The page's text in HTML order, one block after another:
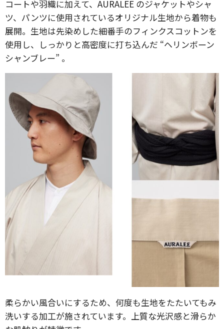
コートや羽織に加えて、AURALEE のジャケットやシャ
ツ、パンツに使用されているオリジナル生地から着物も
展開。生地は先染めした細番手のフィンクスコットンを
使用し、しっかりと高密度に打ち込んだ “ヘリンボーン
シャンブレー” 。
柔らかい風合いにするため、何度も生地をたたいてもみ
洗いする加工が施されています。上質な光沢感と滑らか